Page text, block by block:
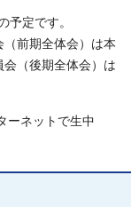
予定です。
前期全体会）は本
（後期全体会）は
ーネットで生中